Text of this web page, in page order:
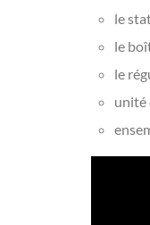
le
le
le
unité